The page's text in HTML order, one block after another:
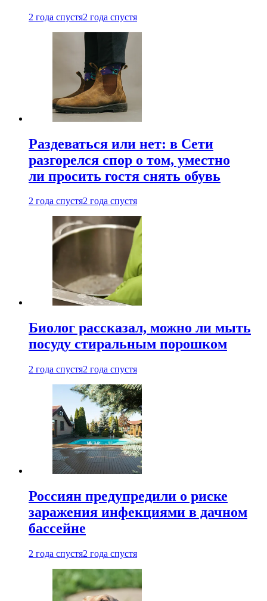
2 года спустя2 года спустя
Раздеваться или нет: в Сети
разгорелся спор о том, уместно
ли просить гостя снять обувь
2 года спустя2 года спустя
Биолог рассказал, можно ли мыть
посуду стиральным порошком
2 года спустя2 года спустя
Россиян предупредили о риске
заражения инфекциями в дачном
бассейне
2 года спустя2 года спустя